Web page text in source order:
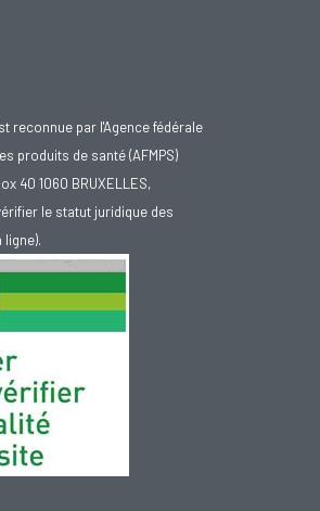
reconnue par l'Agence fédérale
produits de santé (AFMPS)
40 1060 BRUXELLES,
le statut juridique des
ligne).